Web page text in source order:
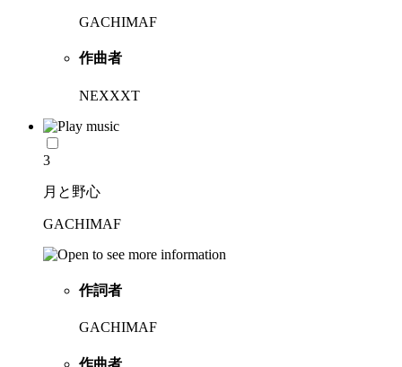
GACHIMAF
作曲者
NEXXXT
3
月と野心
GACHIMAF
作詞者
GACHIMAF
作曲者